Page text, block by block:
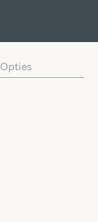
Opties